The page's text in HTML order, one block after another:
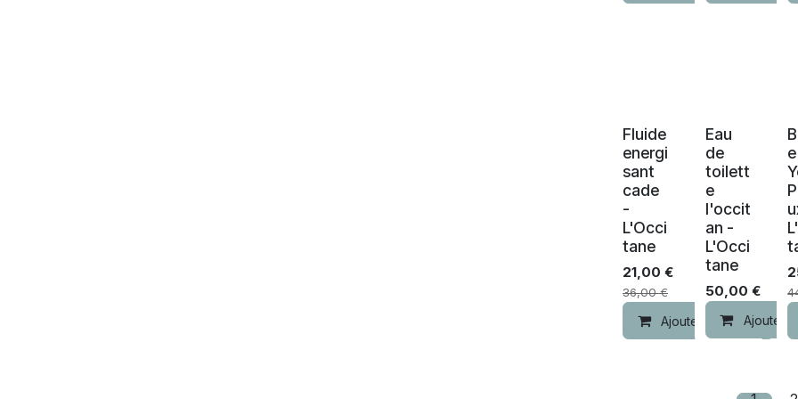
-30% de remise
Fluide
energi
sant
cade
-
L'Occi
tane
21,00 €
36,00€
Ajouter au panier
-30% de
Eau
de
toilett
e
l'occit
an -
L'Occi
tane
50,00 €
Ajouter